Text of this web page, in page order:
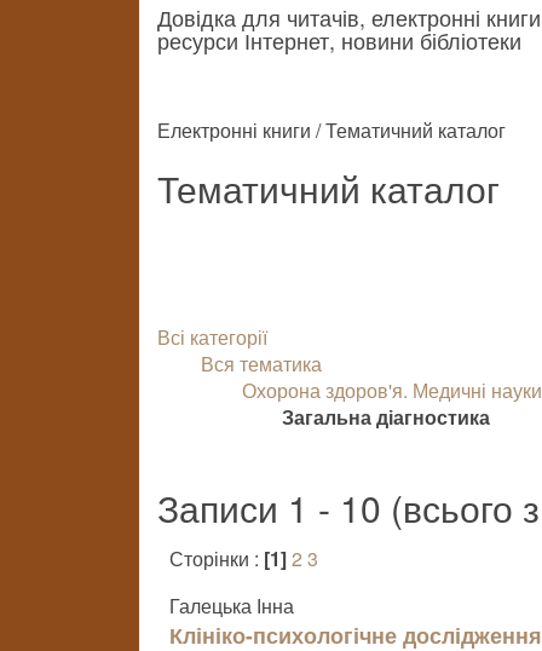
Довідка для читачів, електронні
ресурси Інтернет, новини бібліотеки
Електронні книги / Тематичний каталог
Тематичний каталог
Всі категорії
Вся тематика
Охорона здоров'я. Медичні науки
Загальна діагностика
Записи 1 - 10 (всього
Сторінки : [1]2 3
Галецька Інна
Клініко-психологічне дослідження